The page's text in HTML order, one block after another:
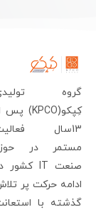
تولیدی
کِپکو(KPCO) پس از
13سال فعالیت
در حوزه
صنعت IT کشور در
حرکت پر تلاش
با استعانت